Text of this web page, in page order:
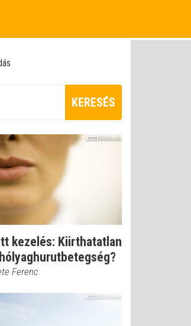
KERESÉS
kezelés: Kiirthatatlan
Ferenc